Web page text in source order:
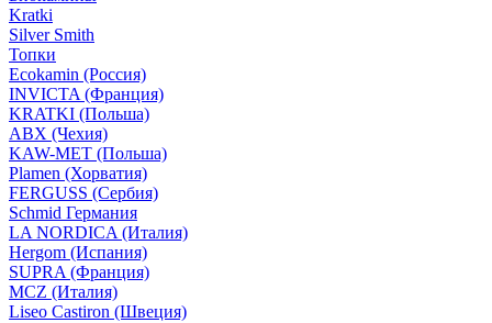
Kratki
Silver Smith
Топки
Ecokamin (Россия)
INVICTA (Франция)
KRATKI (Польша)
ABX (Чехия)
KAW-MET (Польша)
Plamen (Хорватия)
FERGUSS (Сербия)
Schmid Германия
LA NORDICA (Италия)
Hergom (Испания)
SUPRA (Франция)
MCZ (Италия)
Liseo Castiron (Швеция)